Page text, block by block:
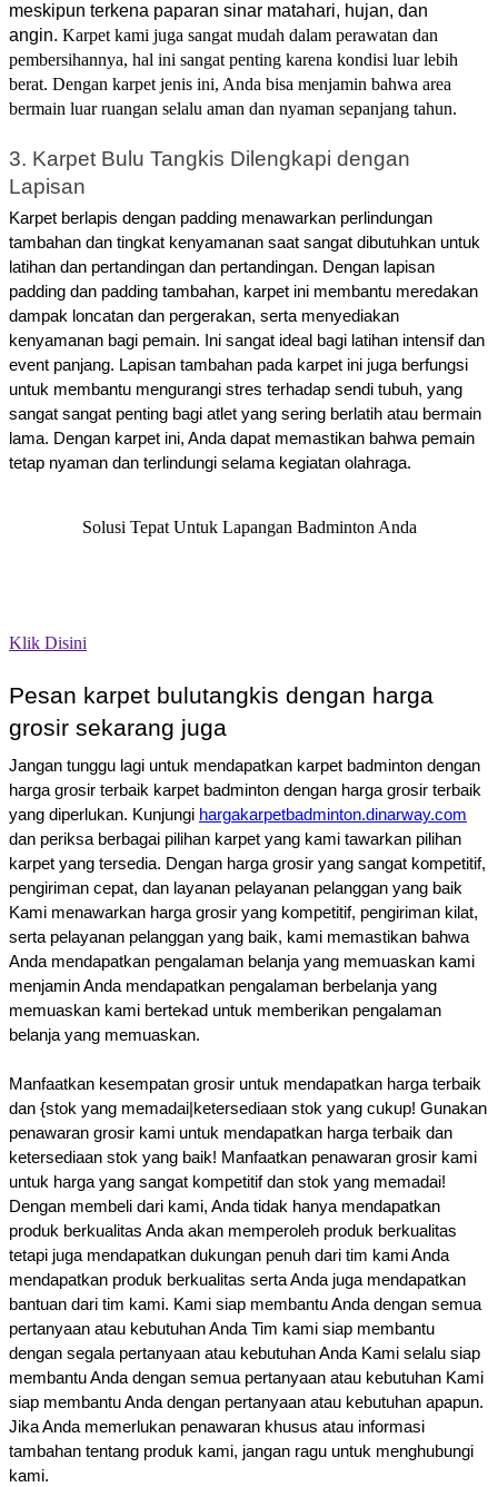
meskipun terkena paparan sinar matahari, hujan, dan
angin. Karpet kami juga sangat mudah dalam perawatan dan
pembersihannya, hal ini sangat penting karena kondisi luar lebih
berat. Dengan karpet jenis ini, Anda bisa menjamin bahwa area
bermain luar ruangan selalu aman dan nyaman sepanjang tahun.
3. Karpet Bulu Tangkis Dilengkapi dengan
Lapisan
Karpet berlapis dengan padding menawarkan perlindungan
tambahan dan tingkat kenyamanan saat sangat dibutuhkan untuk
latihan dan pertandingan dan pertandingan. Dengan lapisan
padding dan padding tambahan, karpet ini membantu meredakan
dampak loncatan dan pergerakan, serta menyediakan
kenyamanan bagi pemain. Ini sangat ideal bagi latihan intensif dan
event panjang. Lapisan tambahan pada karpet ini juga berfungsi
untuk membantu mengurangi stres terhadap sendi tubuh, yang
sangat sangat penting bagi atlet yang sering berlatih atau bermain
lama. Dengan karpet ini, Anda dapat memastikan bahwa pemain
tetap nyaman dan terlindungi selama kegiatan olahraga.
Solusi Tepat Untuk Lapangan Badminton Anda
Klik Disini
Pesan karpet bulutangkis dengan harga
grosir sekarang juga
Jangan tunggu lagi untuk mendapatkan karpet badminton dengan
harga grosir terbaik karpet badminton dengan harga grosir terbaik
yang diperlukan. Kunjungi hargakarpetbadminton.dinarway.com
dan periksa berbagai pilihan karpet yang kami tawarkan pilihan
karpet yang tersedia. Dengan harga grosir yang sangat kompetitif,
pengiriman cepat, dan layanan pelayanan pelanggan yang baik
Kami menawarkan harga grosir yang kompetitif, pengiriman kilat,
serta pelayanan pelanggan yang baik, kami memastikan bahwa
Anda mendapatkan pengalaman belanja yang memuaskan kami
menjamin Anda mendapatkan pengalaman berbelanja yang
memuaskan kami bertekad untuk memberikan pengalaman
belanja yang memuaskan.
Manfaatkan kesempatan grosir untuk mendapatkan harga terbaik
dan {stok yang memadai|ketersediaan stok yang cukup! Gunakan
penawaran grosir kami untuk mendapatkan harga terbaik dan
ketersediaan stok yang baik! Manfaatkan penawaran grosir kami
untuk harga yang sangat kompetitif dan stok yang memadai!
Dengan membeli dari kami, Anda tidak hanya mendapatkan
produk berkualitas Anda akan memperoleh produk berkualitas
tetapi juga mendapatkan dukungan penuh dari tim kami Anda
mendapatkan produk berkualitas serta Anda juga mendapatkan
bantuan dari tim kami. Kami siap membantu Anda dengan semua
pertanyaan atau kebutuhan Anda Tim kami siap membantu
dengan segala pertanyaan atau kebutuhan Anda Kami selalu siap
membantu Anda dengan semua pertanyaan atau kebutuhan Kami
siap membantu Anda dengan pertanyaan atau kebutuhan apapun.
Jika Anda memerlukan penawaran khusus atau informasi
tambahan tentang produk kami, jangan ragu untuk menghubungi
kami.